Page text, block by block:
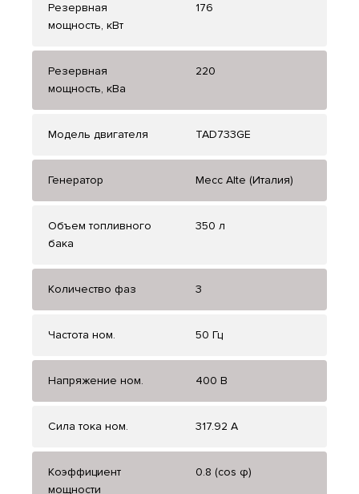
Резервная
мощность, кВт
176
Резервная
мощность, кВа
220
Модель двигателя TAD733GE
Генератор Mecc Alte (Италия)
Объем топливного
бака
350 л
Количество фаз 3
Частота ном. 50 Гц
Напряжение ном. 400 В
Сила тока ном. 317.92 А
Коэффициент
мощности
0.8 (cos φ)